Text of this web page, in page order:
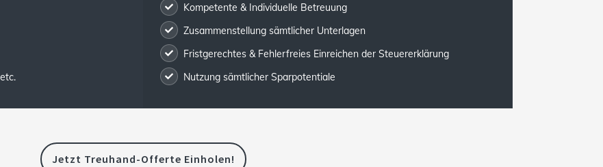
Kompetente & Individuelle Betreuung
Zusammenstellung sämtlicher Unterlagen
Fristgerechtes & Fehlerfreies Einreichen der Steuererklärung
Nutzung sämtlicher Sparpotentiale
Jetzt Treuhand-Offerte Einholen!